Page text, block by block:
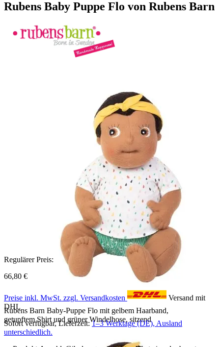
Rubens Baby Puppe Flo von Rubens Barn
Rubens Barn Baby-Puppe Flo mit gelbem Haarband,
getupftem Shirt und grüner Windelhose, sitzend
Regulärer Preis:
66,80 €
Preise inkl. MwSt. zzgl. Versandkosten
Versand mit
DHL
Sofort verfügbar, Lieferzeit:1–3 Werktage (DE), Ausland
unterschiedlich.